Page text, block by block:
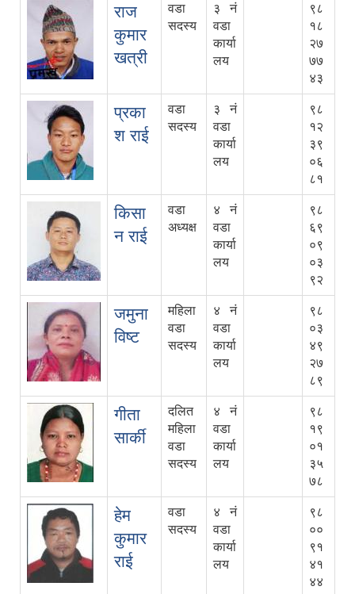
राज
कुमार
खत्री
वडा
सदस्य
३ नं
वडा
कार्या
लय
९८
१८
२७
७७
४३
प्रका
श राई
वडा
सदस्य
३ नं
वडा
कार्या
लय
९८
१२
३९
०६
८१
किसा
न राई
वडा
अध्यक्ष
४ नं
वडा
कार्या
लय
९८
६९
०९
०३
९२
जमुना
विष्ट
महिला
वडा
सदस्य
४ नं
वडा
कार्या
लय
९८
०३
४९
२७
८९
गीता
सार्की
दलित
महिला
वडा
सदस्य
४ नं
वडा
कार्या
लय
९८
१९
०१
३५
७८
हेम
कुमार
राई
वडा
सदस्य
४ नं
वडा
कार्या
लय
९८
००
९१
४१
४४